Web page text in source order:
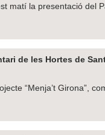
matí la presentació del
de les Hortes de
“Menja’t Girona”,